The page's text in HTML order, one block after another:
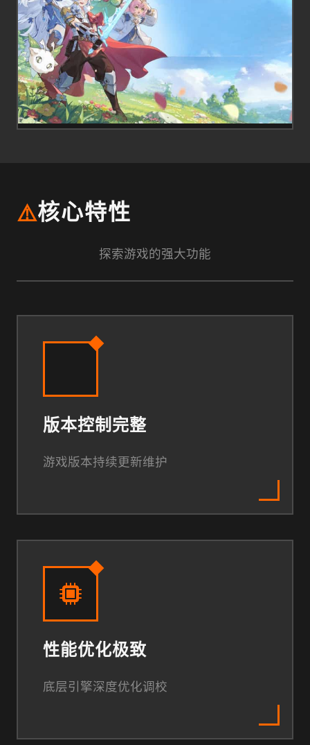
⚠️核心特性
探索游戏的强大功能
版本控制完整
游戏版本持续更新维护
性能优化极致
底层引擎深度优化调校